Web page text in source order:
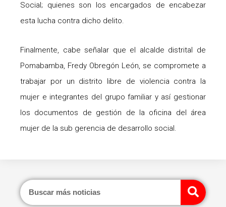
Social; quienes son los encargados de encabezar
esta lucha contra dicho delito.
Finalmente, cabe señalar que el alcalde distrital de
Pomabamba, Fredy Obregón León, se compromete a
trabajar por un distrito libre de violencia contra la
mujer e integrantes del grupo familiar y así gestionar
los documentos de gestión de la oficina del área
mujer de la sub gerencia de desarrollo social.